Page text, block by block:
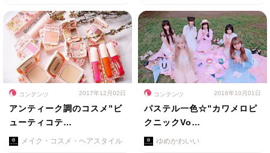
コンテンツ 2017年12月02日
アンティーク調のコスメ”ビ
ューティコテ…
メイク・コスメ・ヘアスタイル
コンテンツ 2016年10月01日
パステル一色☆”カワメロピ
クニックVo…
ゆめかわいい